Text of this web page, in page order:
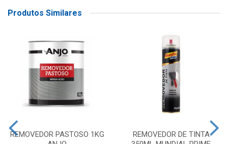
Produtos Similares
REMOVEDOR PASTOSO 1KG
REMOVEDOR DE TINTA